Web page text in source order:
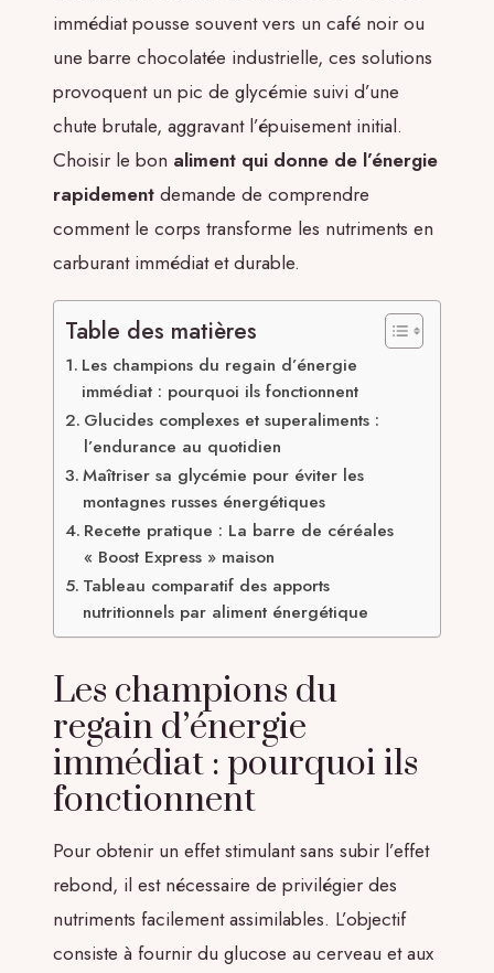
immédiat pousse souvent vers un café noir ou
une barre chocolatée industrielle, ces solutions
provoquent un pic de glycémie suivi d’une
chute brutale, aggravant l’épuisement initial.
Choisir le bon aliment qui donne de l’énergie
rapidement demande de comprendre
comment le corps transforme les nutriments en
carburant immédiat et durable.
Table des matières
Les champions du regain d’énergie
immédiat : pourquoi ils fonctionnent
Glucides complexes et superaliments :
l’endurance au quotidien
Maîtriser sa glycémie pour éviter les
montagnes russes énergétiques
Recette pratique : La barre de céréales
« Boost Express » maison
Tableau comparatif des apports
nutritionnels par aliment énergétique
Les champions du
regain d’énergie
immédiat : pourquoi ils
fonctionnent
Pour obtenir un effet stimulant sans subir l’effet
rebond, il est nécessaire de privilégier des
nutriments facilement assimilables. L’objectif
consiste à fournir du glucose au cerveau et aux